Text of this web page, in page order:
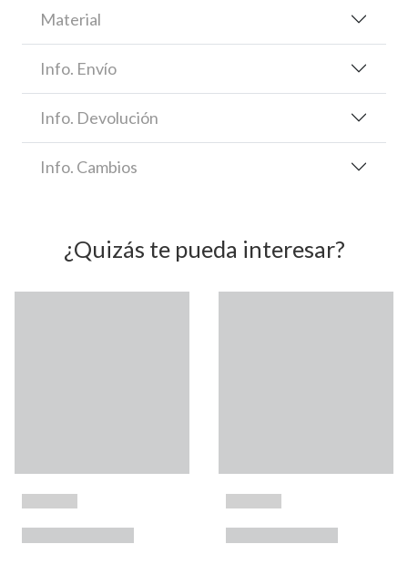
Material
Info. Envío
Info. Devolución
Info. Cambios
¿Quizás te pueda interesar?